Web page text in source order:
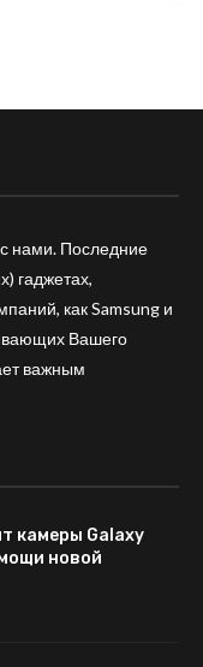
нами. Последние
гаджетах,
как Samsung и
Вашего
важным
камеры Galaxy
новой